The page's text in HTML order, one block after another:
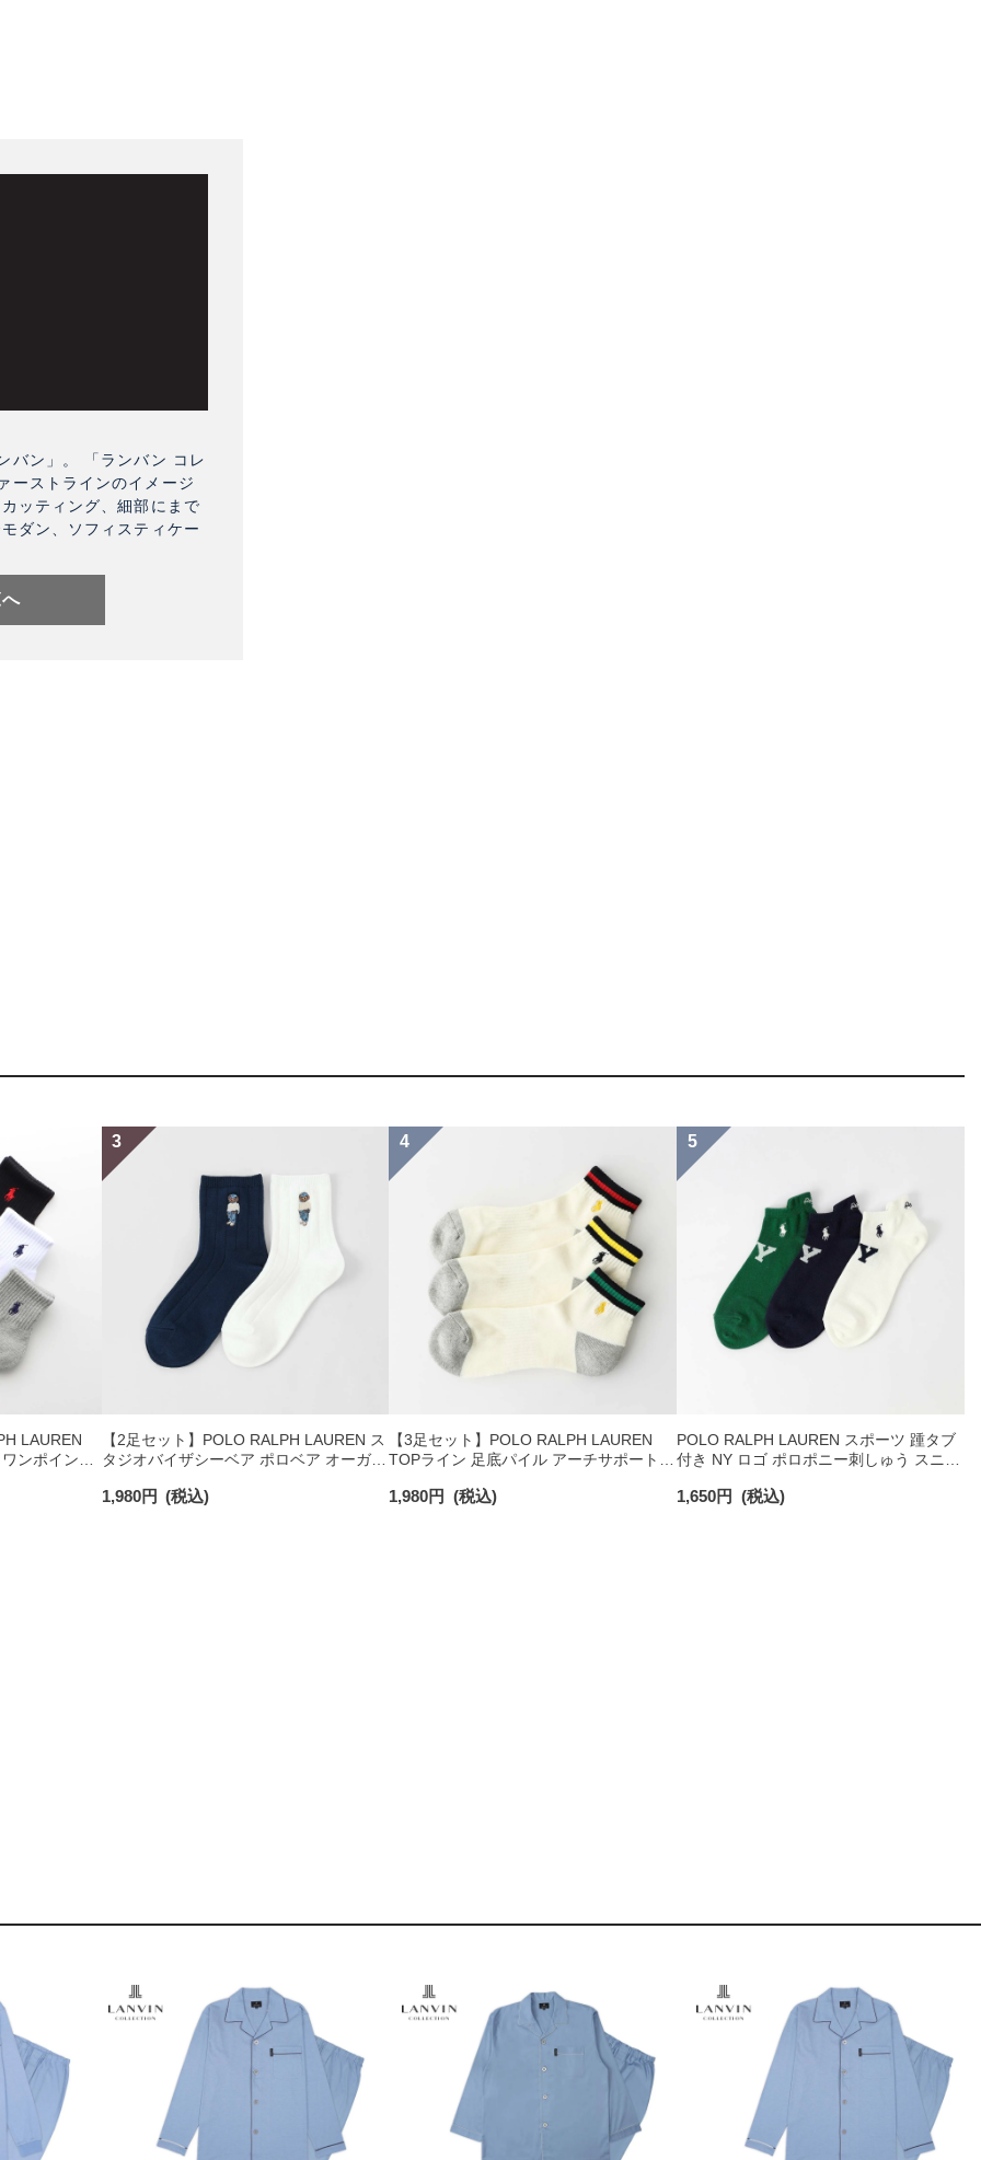
バン」。 「ランバン コレ
ーストラインのイメージ
ッティング、細部にまで
ダン、ソフィスティケー
LAUREN
ンポイント
【2足セット】POLO RALPH LAUREN ス
タジオバイザシーベア ポロベア オーガニ
ンズ レディース 92009650
1,980円 (税込)
【3足セット】POLO RALPH LAUREN
TOPライン 足底パイル アーチサポート
ズ 92009611
1,980円 (税込)
POLO RALPH LAUREN スポーツ 踵タブ
付き NY ロゴ ポロポニー刺しゅう スニー
ソックス 02022328
1,650円 (税込)